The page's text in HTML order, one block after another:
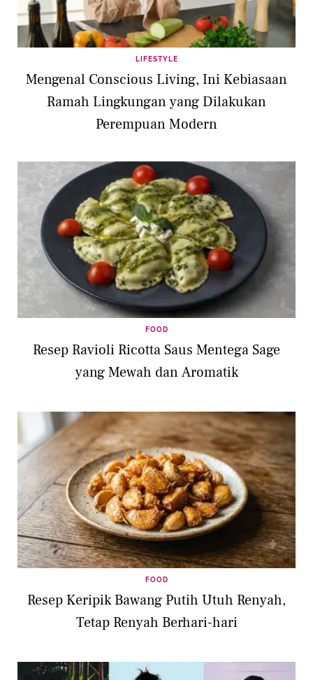
LIFESTYLE
Mengenal Conscious Living, Ini Kebiasaan
Ramah Lingkungan yang Dilakukan
Perempuan Modern
FOOD
Resep Ravioli Ricotta Saus Mentega Sage
yang Mewah dan Aromatik
FOOD
Resep Keripik Bawang Putih Utuh Renyah,
Tetap Renyah Berhari-hari